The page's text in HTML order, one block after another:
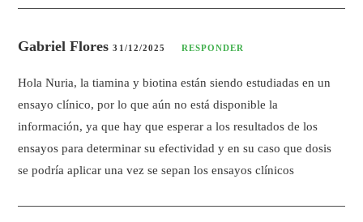
Gabriel Flores31/12/2025 RESPONDER
Hola Nuria, la tiamina y biotina están siendo estudiadas en un
ensayo clínico, por lo que aún no está disponible la
información, ya que hay que esperar a los resultados de los
ensayos para determinar su efectividad y en su caso que dosis
se podría aplicar una vez se sepan los ensayos clínicos